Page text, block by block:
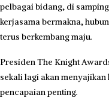
pelbagai bidang, di
kerjasama bermakna,
terus berkembang maju.
Presiden The Knight
sekali lagi akan
pencapaian penting.